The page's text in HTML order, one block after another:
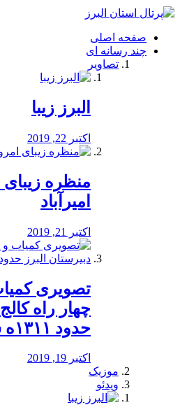
فصد
شرق
تهران
خشکشویی
صفحه اصلی
چند رسانه ای
تصاویر
البرز زیبا
اکتبر 22, 2019
منظره‌‌
امیرآباد
اکتبر 21, 2019
️تصویری
چهار راه
حدود ۱۳۱۱ه ش
اکتبر 19, 2019
موزیک
ویدئو